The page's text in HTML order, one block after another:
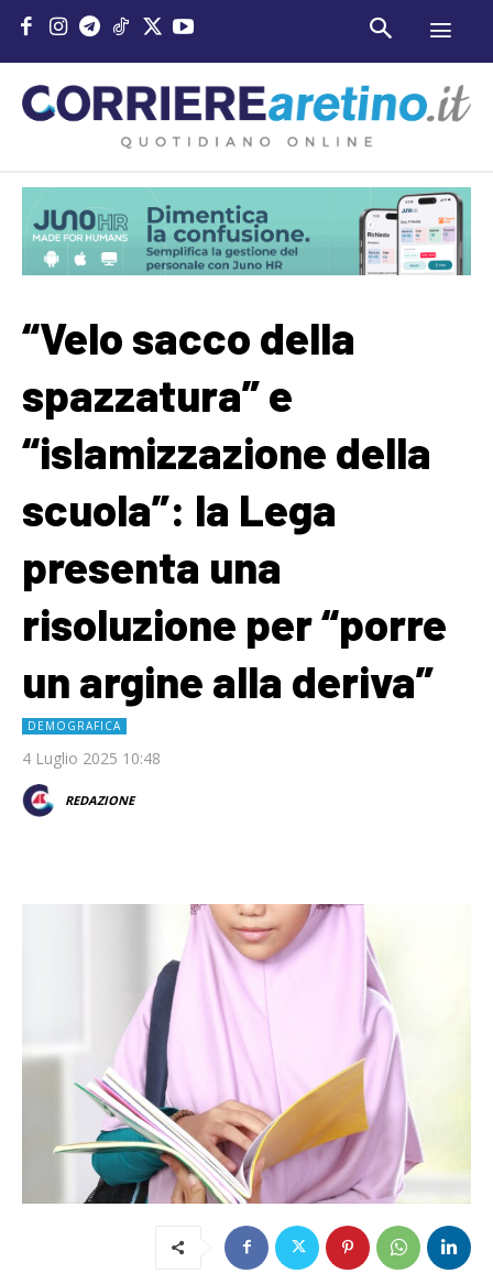
“Velo sacco della
spazzatura” e
“islamizzazione della
scuola”: la Lega
presenta una
risoluzione per “porre
un argine alla deriva”
DEMOGRAFICA
4 Luglio 2025 10:48
REDAZIONE